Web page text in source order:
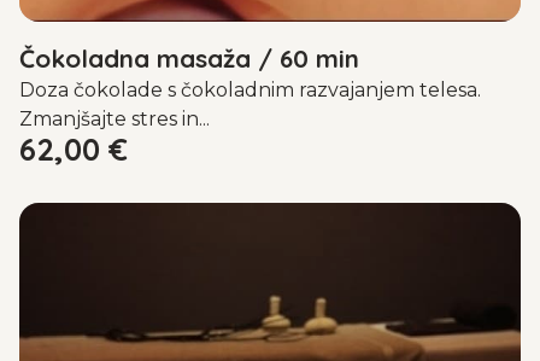
Čokoladna masaža / 60 min
Doza čokolade s čokoladnim razvajanjem telesa.
Zmanjšajte stres in...
62,00 €